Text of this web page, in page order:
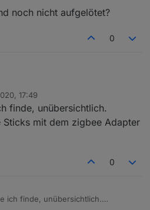
noch nicht aufgelötet?
0
ich Interesse.
mit/ohne Innenleiter blicke ich
Ich habe mal einen CC2531-Stick
die würde ich gern weiter
sind noch nicht aufgelötet?
17:49
finde, unübersichtlich.
Sticks mit dem zigbee Adapter
0
ich finde, unübersichtlich.